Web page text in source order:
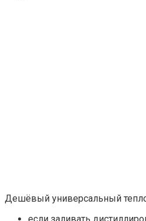
Дешёвый универсальный